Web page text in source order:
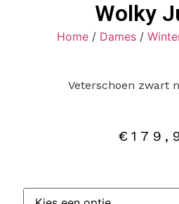
Wolky
Home/ Dames/
Veterschoen zwart
€